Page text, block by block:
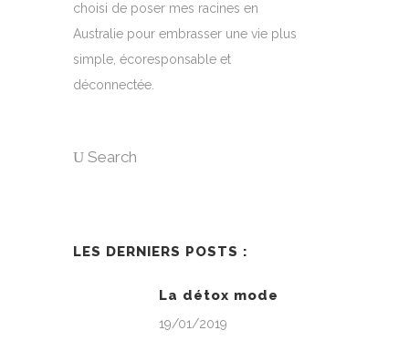
choisi de poser mes racines en
Australie pour embrasser une vie plus
simple, écoresponsable et
déconnectée.
Search
LES DERNIERS POSTS :
La détox mode
19/01/2019